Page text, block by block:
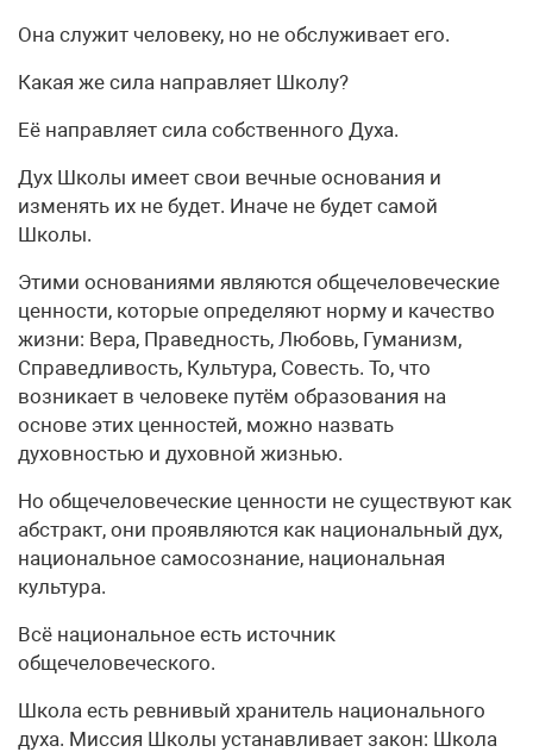
Она служит человеку, но не обслуживает его.
Какая же сила направляет Школу?
Её направляет сила собственного Духа.
Дух Школы имеет свои вечные основания и
изменять их не будет. Иначе не будет самой
Школы.
Этими основаниями являются общечеловеческие
ценности, которые определяют норму и качество
жизни: Вера, Праведность, Любовь, Гуманизм,
Справедливость, Культура, Совесть. То, что
возникает в человеке путём образования на
основе этих ценностей, можно назвать
духовностью и духовной жизнью.
Но общечеловеческие ценности не существуют как
абстракт, они проявляются как национальный дух,
национальное самосознание, национальная
культура.
Всё национальное есть источник
общечеловеческого.
Школа есть ревнивый хранитель национального
духа. Миссия Школы устанавливает закон: Школа